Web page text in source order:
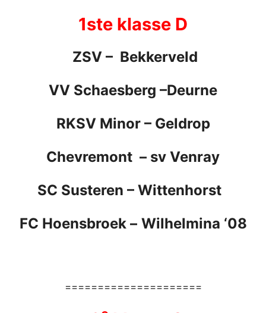
1ste klasse D
ZSV – Bekkerveld
VV Schaesberg –Deurne
RKSV Minor – Geldrop
Chevremont – sv Venray
SC Susteren – Wittenhorst
FC Hoensbroek – Wilhelmina ‘08
=====================